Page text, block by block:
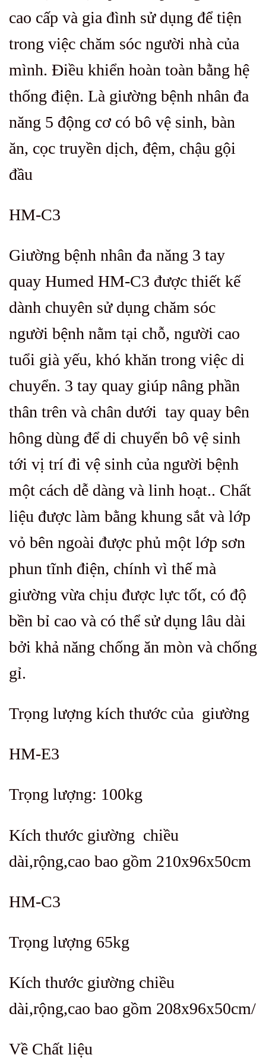
cao cấp và gia đình sử dụng để tiện
trong việc chăm sóc người nhà của
mình. Điều khiển hoàn toàn bằng hệ
thống điện. Là giường bệnh nhân đa
năng 5 động cơ có bô vệ sinh, bàn
ăn, cọc truyền dịch, đệm, chậu gội
đầu
HM-C3
Giường bệnh nhân đa năng 3 tay
quay Humed HM-C3 được thiết kế
dành chuyên sử dụng chăm sóc
người bệnh nằm tại chỗ, người cao
tuổi già yếu, khó khăn trong việc di
chuyển. 3 tay quay giúp nâng phần
thân trên và chân dưới tay quay bên
hông dùng để di chuyển bô vệ sinh
tới vị trí đi vệ sinh của người bệnh
một cách dễ dàng và linh hoạt.. Chất
liệu được làm bằng khung sắt và lớp
vỏ bên ngoài được phủ một lớp sơn
phun tĩnh điện, chính vì thế mà
giường vừa chịu được lực tốt, có độ
bền bỉ cao và có thể sử dụng lâu dài
bởi khả năng chống ăn mòn và chống
gỉ.
Trọng lượng kích thước của giường
HM-E3
Trọng lượng: 100kg
Kích thước giường chiều
dài,rộng,cao bao gồm 210x96x50cm
HM-C3
Trọng lượng 65kg
Kích thước giường chiều
dài,rộng,cao bao gồm 208x96x50cm/
Về Chất liệu